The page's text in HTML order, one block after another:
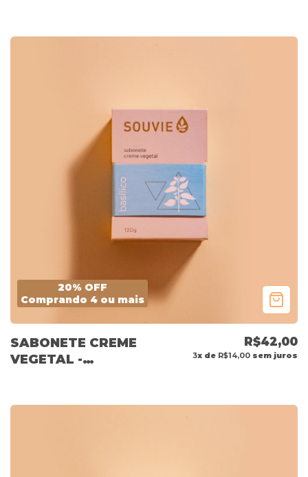
20% OFF
Comprando 4 ou mais
SABONETE CREME
VEGETAL -
R$42,00
3x de R$14,00 sem juros